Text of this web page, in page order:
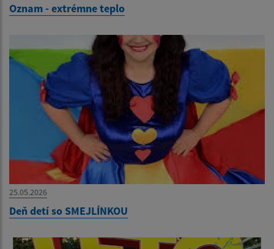
Oznam - extrémne teplo
25.05.2026
Deň detí so SMEJLÍNKOU